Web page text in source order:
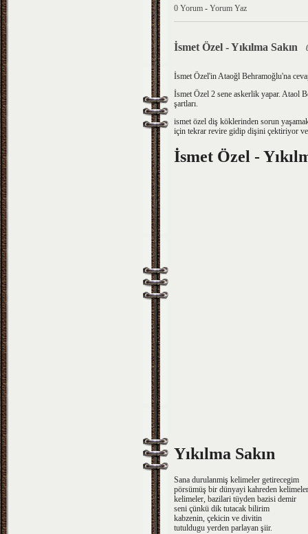
0 Yorum - Yorum Yaz
İsmet Özel - Yıkılma Sakın
İsmet Özel'in Ataoğl Behramoğlu'na
İsmet Özel 2 sene askerlik yapar. Ataol
şartları.
ismet özel diş köklerinden sorun
için tekrar revire gidip dişini çektiriyor
İsmet Özel -
Yıkılma Sakın
Sana durulanmiş kelimeler getirecegim
pörsümüş bir dünyayi kahreden kelimeler
kelimeler, bazilari tüyden bazisi demir
seni çünkü dik tutacak bilirim
kabzenin, çekicin ve divitin
tutuldugu yerden parlayan şiir.